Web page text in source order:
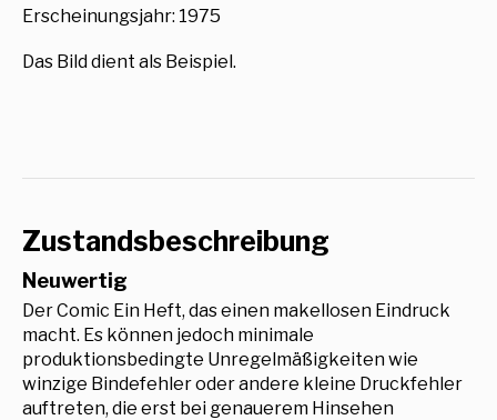
Erscheinungsjahr: 1975
Das Bild dient als Beispiel.
Zustandsbeschreibung
Neuwertig
Der Comic Ein Heft, das einen makellosen Eindruck
macht. Es können jedoch minimale
produktionsbedingte Unregelmäßigkeiten wie
winzige Bindefehler oder andere kleine Druckfehler
auftreten, die erst bei genauerem Hinsehen